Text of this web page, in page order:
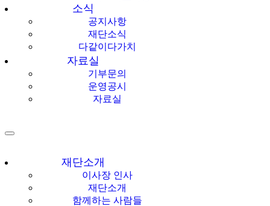
소식
공지사항
재단소식
다같이다가치
자료실
기부문의
운영공시
자료실
재단소개
이사장 인사
재단소개
함께하는 사람들